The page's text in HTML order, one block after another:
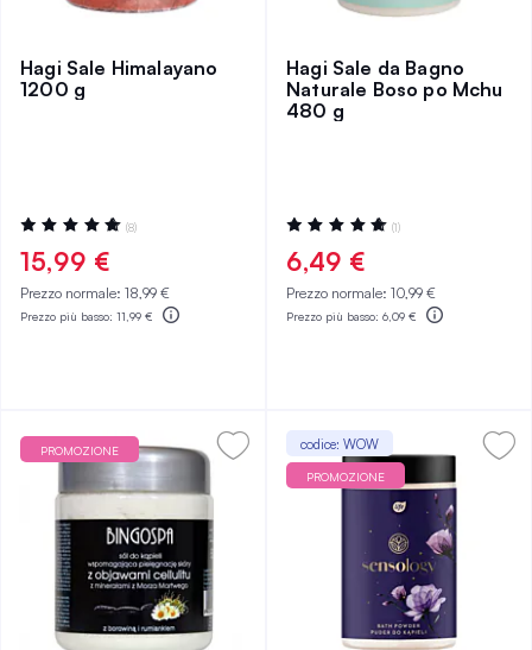
Hagi Sale Himalayano
1200 g
Valutazione:
98%
(8)
15,99 €
Prezzo normale: 18,99 €
Prezzo più basso: 11,99 €
Hagi Sale da Bagno
Naturale Boso po Mchu
480 g
Valutazione:
100%
(1)
6,49 €
Prezzo normale: 10,99 €
Prezzo più basso: 6,09 €
PROMOZIONE codice: WOW
PROMOZIONE